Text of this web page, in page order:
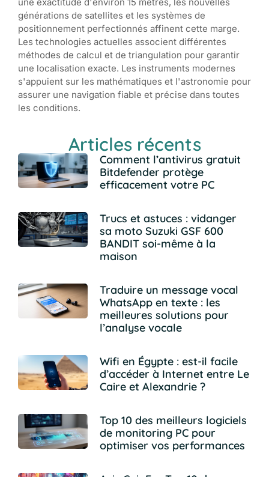
générations de satellites et les systèmes de
positionnement perfectionnés affinent cette marge.
Les technologies actuelles associent différentes
méthodes de calcul et de triangulation pour garantir
une localisation exacte. Les instruments modernes
s'appuient sur les mathématiques et l'astronomie pour
assurer une navigation fiable et précise dans toutes
les conditions.
Articles récents
Comment l’antivirus gratuit
Bitdefender protège
efficacement votre PC
Trucs et astuces : vidanger
sa moto Suzuki GSF 600
BANDIT soi-même à la
maison
Traduire un message vocal
WhatsApp en texte : les
meilleures solutions pour
l’analyse vocale
Wifi en Égypte : est-il facile
d’accéder à Internet entre Le
Caire et Alexandrie ?
Top 10 des meilleurs logiciels
de monitoring PC pour
optimiser vos performances